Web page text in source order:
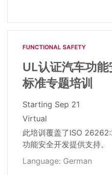
FUNCTIONAL SAFETY​
UL认证汽车功
标准专题培训
Starting Sep 21
Virtual
此培训覆盖了ISO
功能安全开发提供支持。
Language: German